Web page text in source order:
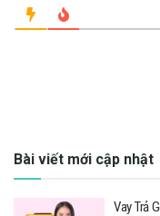
Bài viết mới cập nhật
Vay Trả